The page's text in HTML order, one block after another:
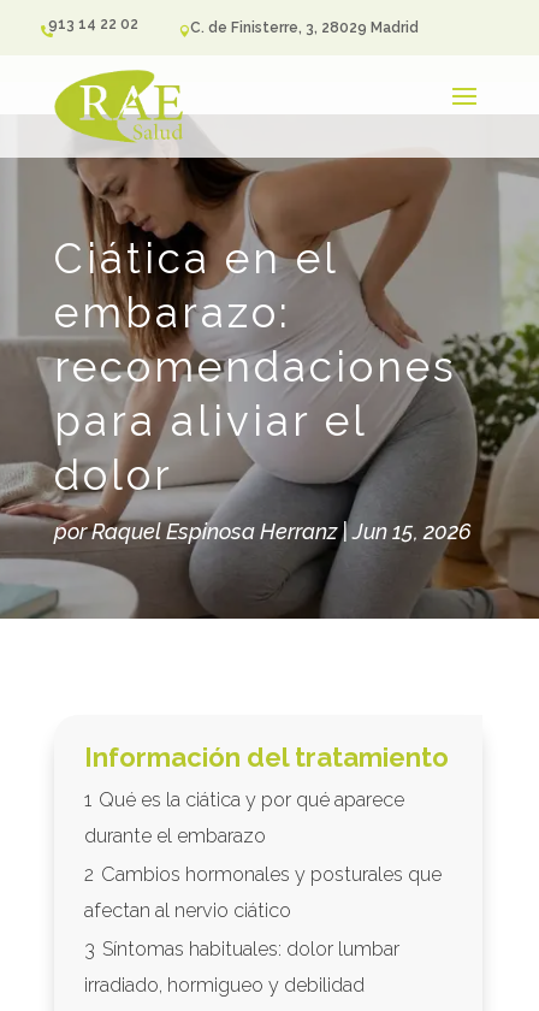
913 14 22 02 C. de Finisterre, 3, 28029 Madrid
Ciática en el
embarazo:
recomendaciones
para aliviar el
dolor
porRaquel Espinosa Herranz|Jun 15, 2026
Información del tratamiento
1 Qué es la ciática y por qué aparece
durante el embarazo
2 Cambios hormonales y posturales que
afectan al nervio ciático
3 Síntomas habituales: dolor lumbar
irradiado, hormigueo y debilidad